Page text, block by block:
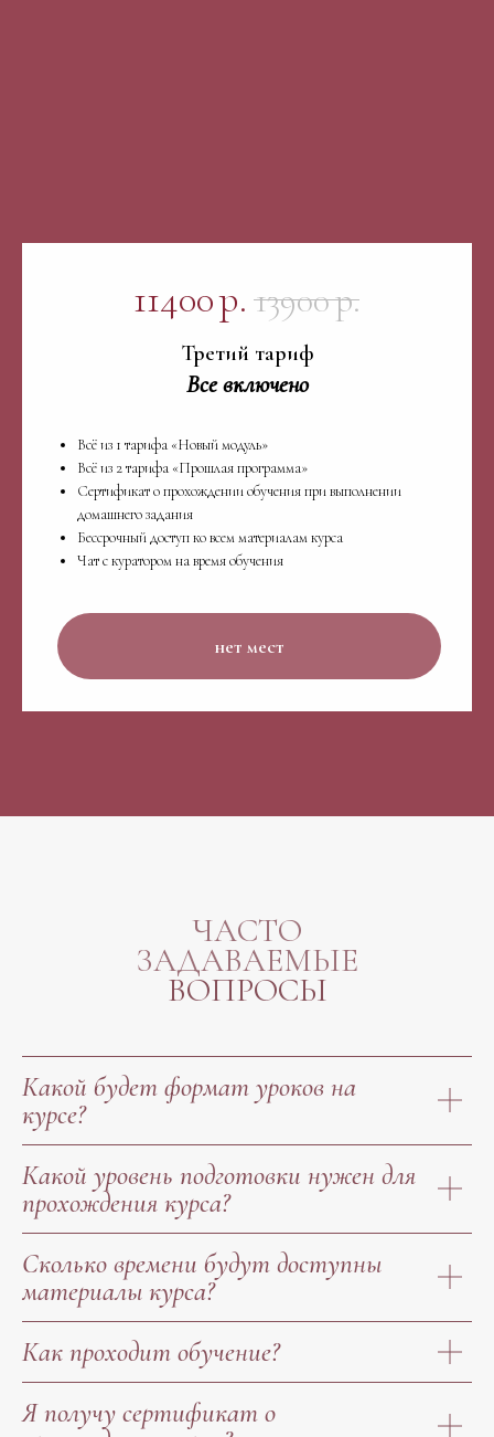
11400р. 13900р.
Третий тариф
Все включено
Всё из 1 тарифа «Новый модуль»
Всё из 2 тарифа «Прошлая программа»
Сертификат о прохождении обучения при выполнении
домашнего задания
Бессрочный доступ ко всем материалам курса
Чат с куратором на время обучения
нет мест
ЧАСТО
ЗАДАВАЕМЫЕ
ВОПРОСЫ
Какой будет формат уроков на
курсе?
Какой уровень подготовки нужен для
прохождения курса?
Сколько времени будут доступны
материалы курса?
Как проходит обучение?
Я получу сертификат о